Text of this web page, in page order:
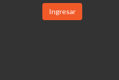
Ingresar